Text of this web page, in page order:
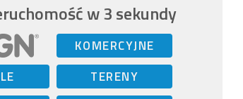
w 3 sekundy
KOMERCYJNE
TERENY